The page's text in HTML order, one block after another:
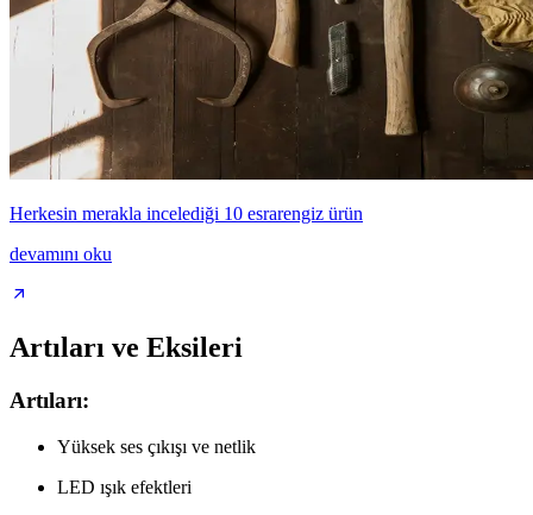
Herkesin merakla incelediği 10 esrarengiz ürün
devamını oku
Artıları ve Eksileri
Artıları:
Yüksek ses çıkışı ve netlik
LED ışık efektleri